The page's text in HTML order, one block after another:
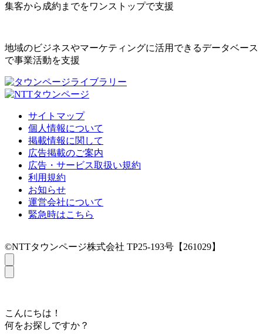
集客から成約までをワンストップで支援
地域のビジネスやマーケティングに活用できるデータベース
で事業活動を支援
サイトマップ
個人情報について
掲載情報に関して
広告掲載のご案内
広告・サービス取扱い規約
利用規約
お知らせ
運営会社について
緊急時はこちら
©NTTタウンページ株式会社 TP25-193号【261029】
こんにちは！
何をお探しですか？